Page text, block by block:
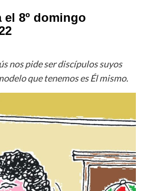
el 8º domingo
nos pide ser discípulos suyos
que tenemos es Él mismo.